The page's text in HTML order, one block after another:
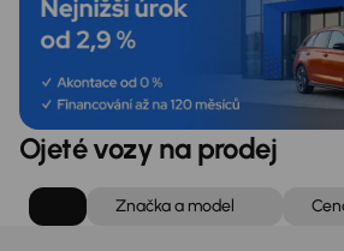
Ojeté vozy na prodej
Značka a model